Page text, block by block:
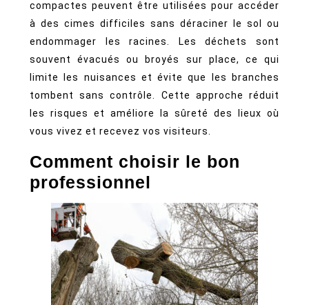
compactes peuvent être utilisées pour accéder
à des cimes difficiles sans déraciner le sol ou
endommager les racines. Les déchets sont
souvent évacués ou broyés sur place, ce qui
limite les nuisances et évite que les branches
tombent sans contrôle. Cette approche réduit
les risques et améliore la sûreté des lieux où
vous vivez et recevez vos visiteurs.
Comment choisir le bon
professionnel